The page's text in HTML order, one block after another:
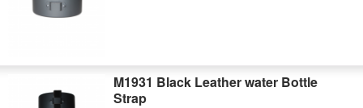
M1931 Black Leather water Bottle
Strap